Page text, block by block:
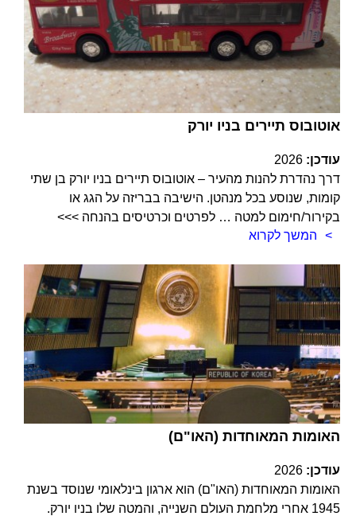
אוטובוס תיירים בניו יורק
עודכן: 2026
דרך נהדרת להנות מהעיר – אוטובוס תיירים בניו יורק בן שתי
קומות, שנוסע בכל מנהטן. הישיבה בבריזה על הגג או
בקירור/חימום למטה … לפרטים וכרטיסים בהנחה >>>
המשך לקרוא
האומות המאוחדות (האו"ם)
עודכן: 2026
האומות המאוחדות (האו"ם) הוא ארגון בינלאומי שנוסד בשנת
1945 אחרי מלחמת העולם השנייה, והמטה שלו בניו יורק.